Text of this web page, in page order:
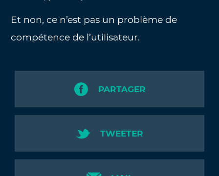
Et non, ce n’est pas un problème de
compétence de l’utilisateur.
PARTAGER
TWEETER